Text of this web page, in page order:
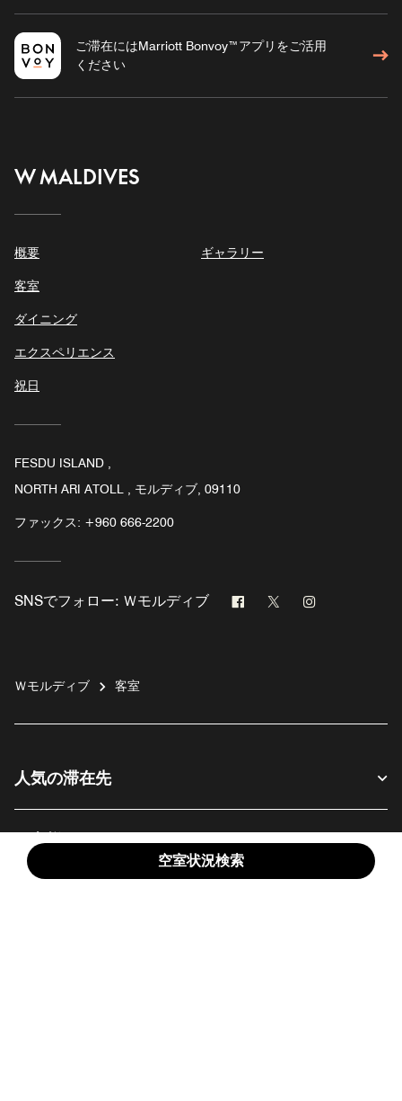
空室状況検索
ご滞在にはMarriott Bonvoy™アプリをご活用
ください
W MALDIVES
概要
客室
ダイニング
エクスペリエンス
祝日
ギャラリー
FESDU ISLAND ,
NORTH ARI ATOLL , モルディブ, 09110
ファックス: +960 666-2200
SNSでフォロー: Ｗモルディブ Facebook
Twitter
Ｗモルディブ 客室
人気の滞在先
お客様へ